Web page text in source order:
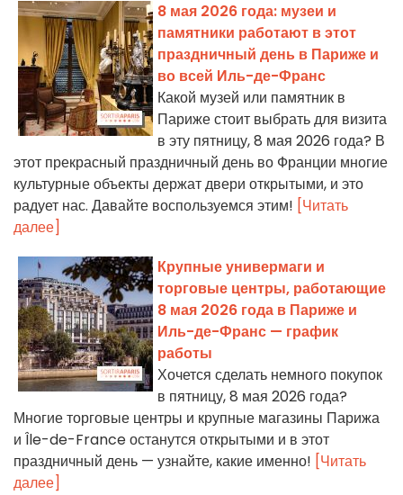
8 мая 2026 года: музеи и
памятники работают в этот
праздничный день в Париже и
во всей Иль-де-Франс
Какой музей или памятник в
Париже стоит выбрать для визита
в эту пятницу, 8 мая 2026 года? В
этот прекрасный праздничный день во Франции многие
культурные объекты держат двери открытыми, и это
радует нас. Давайте воспользуемся этим! [Читать
далее]
Крупные универмаги и
торговые центры, работающие
8 мая 2026 года в Париже и
Иль-де-Франс — график
работы
Хочется сделать немного покупок
в пятницу, 8 мая 2026 года?
Многие торговые центры и крупные магазины Парижа
и Île-de-France останутся открытыми и в этот
праздничный день — узнайте, какие именно! [Читать
далее]